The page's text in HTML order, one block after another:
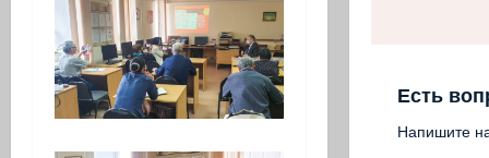
Есть
Напишите